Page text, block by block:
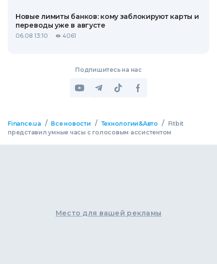
Новые лимиты банков: кому заблокируют карты и
переводы уже в августе
06.08 13:10 4061
Подпишитесь на нас
Finance.ua / Все новости / Технологии&Авто /
Fitbit
представил умные часы с голосовым ассистентом
Место для вашей рекламы